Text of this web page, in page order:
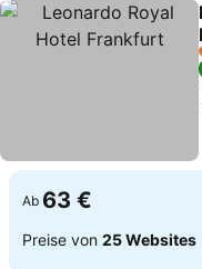
Ab 63 €
Preise von 25 Websites